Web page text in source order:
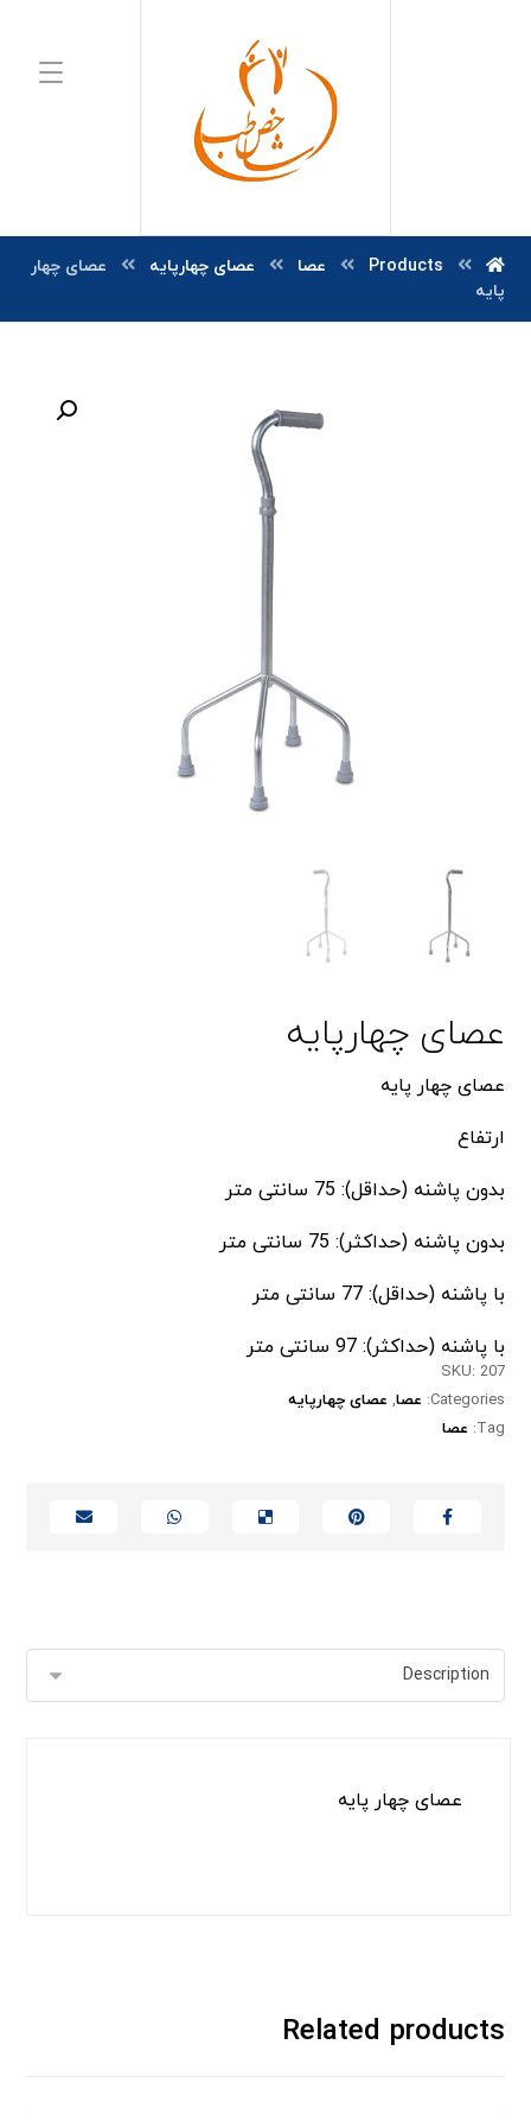
Products عصا عصای چهارپایه
عصای چهار
پایه
عصای چهارپایه
عصای چهار پایه
ارتفاع
بدون پاشنه (حداقل): 75 سانتی متر
بدون پاشنه (حداکثر): 75 سانتی متر
با پاشنه (حداقل): 77 سانتی متر
با پاشنه (حداکثر): 97 سانتی متر
SKU: 207
Categories: عصا, عصای چهارپایه
Tag: عصا
عصای چهار پایه
Related products